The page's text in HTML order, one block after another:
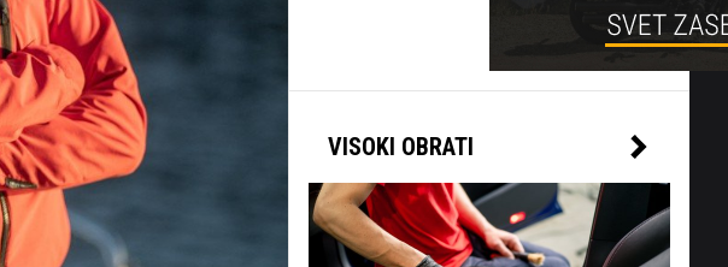
VISOKI OBRATI